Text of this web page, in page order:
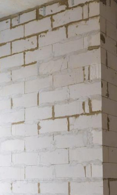
Аренда
Жилой дом
109144 - Г.
ДЕРЕВНЯ
Москва / Московская обл
Получить контакты
Посмотреть